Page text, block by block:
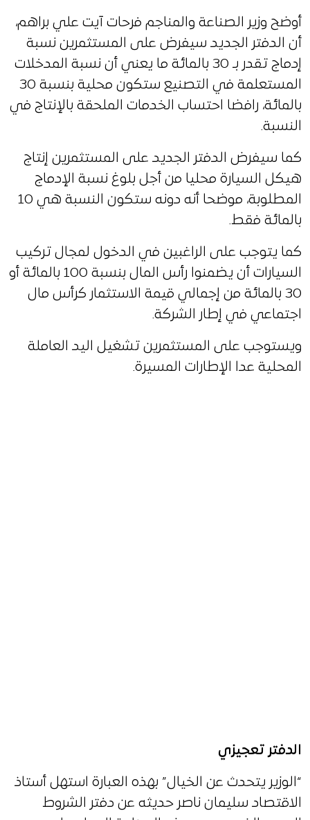
أوضح وزير الصناعة والمناجم فرحات آيت علي براهم،
أن الدفتر الجديد سيفرض على المستثمرين نسبة
إدماج تقدر بـ 30 بالمائة ما يعني أن نسبة المدخلات
المستعلمة في التصنيع ستكون محلية بنسبة 30
بالمائة، رافضا احتساب الخدمات الملحقة بالإنتاج في
النسبة.
كما سيفرض الدفتر الجديد على المستثمرين إنتاج
هيكل السيارة محليا من أجل بلوغ نسبة الإدماج
المطلوبة، موضحا أنه دونه ستكون النسبة هي 10
بالمائة فقط.
كما يتوجب على الراغبين في الدخول لمجال تركيب
السيارات أن يضمنوا رأس المال بنسبة 100 بالمائة أو
30 بالمائة من إجمالي قيمة الاستثمار كرأس مال
اجتماعي في إطار الشركة.
ويستوجب على المستثمرين تشغيل اليد العاملة
المحلية عدا الإطارات المسيرة.
الدفتر تعجيزي
“الوزير يتحدث عن الخيال” بهذه العبارة استهل أستاذ
الاقتصاد سليمان ناصر حديثه عن دفتر الشروط